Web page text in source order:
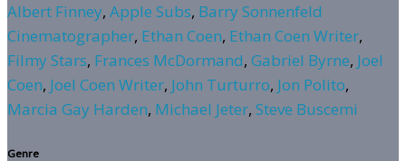
Albert Finney, Apple Subs, Barry Sonnenfeld
Cinematographer, Ethan Coen, Ethan Coen Writer,
Filmy Stars, Frances McDormand, Gabriel Byrne, Joel
Coen, Joel Coen Writer, John Turturro, Jon Polito,
Marcia Gay Harden, Michael Jeter, Steve Buscemi
Genre